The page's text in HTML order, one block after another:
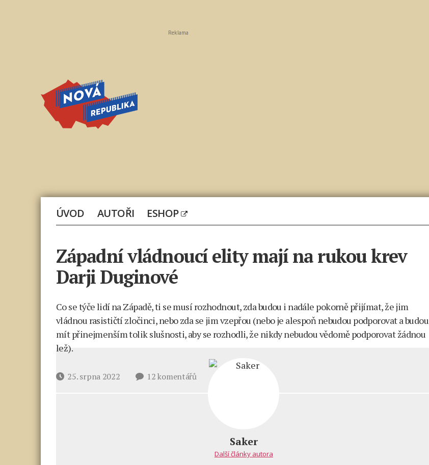
Reklama
ÚVOD AUTOŘI ESHOP
Západní vládnoucí elity mají na rukou krev
Darji Duginové
Co se týče lidí na Západě, ti se musí rozhodnout, zda budou i nadále pokorně přijímat, že jim
vládnou rasističtí zločinci, nebo zda se jim vzepřou (nebo je alespoň nebudou podporovat a budou
mít přinejmenším tolik slušnosti, aby se rozhodli, že nikdy nebudou vědomě podporovat žádnou
lež).
Datum25. srpna 2022 12 komentářůu
vládnoucíSaker
Další články autora